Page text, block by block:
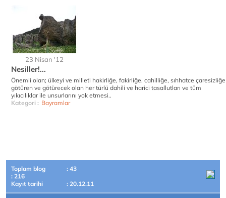
23 Nisan '12
Nesiller!...
Önemli olan; ülkeyi ve milleti hakirliğe, fakirliğe, cahilliğe, sıhhatce çaresizliğe
götüren ve götürecek olan her türlü dahili ve harici tasallutları ve tüm
yıkıcılıklar ile unsurlarını yok etmesi..
Kategori : Bayramlar
Toplam blog
: 43
: 216
Kayıt tarihi
: 20.12.11